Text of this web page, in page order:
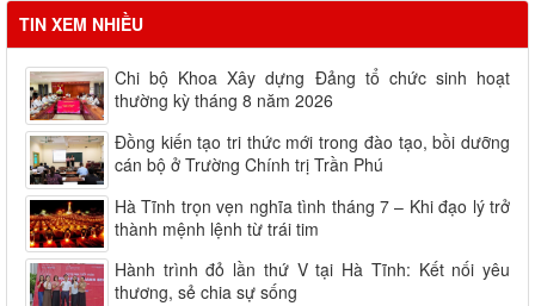
TIN XEM NHIỀU
Chi bộ Khoa Xây dựng Đảng tổ chức sinh hoạt
thường kỳ tháng 8 năm 2026
Đồng kiến tạo tri thức mới trong đào tạo, bồi dưỡng
cán bộ ở Trường Chính trị Trần Phú
Hà Tĩnh trọn vẹn nghĩa tình tháng 7 – Khi đạo lý trở
thành mệnh lệnh từ trái tim
Hành trình đỏ lần thứ V tại Hà Tĩnh: Kết nối yêu
thương, sẻ chia sự sống